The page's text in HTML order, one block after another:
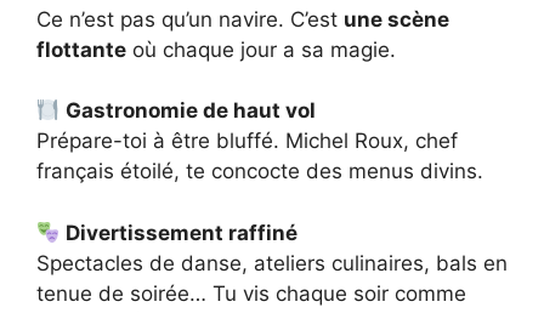
Ce n’est pas qu’un navire. C’est une scène
flottante où chaque jour a sa magie.
Gastronomie de haut vol
Prépare-toi à être bluffé. Michel Roux, chef
français étoilé, te concocte des menus divins.
Divertissement raffiné
Spectacles de danse, ateliers culinaires, bals en
tenue de soirée… Tu vis chaque soir comme